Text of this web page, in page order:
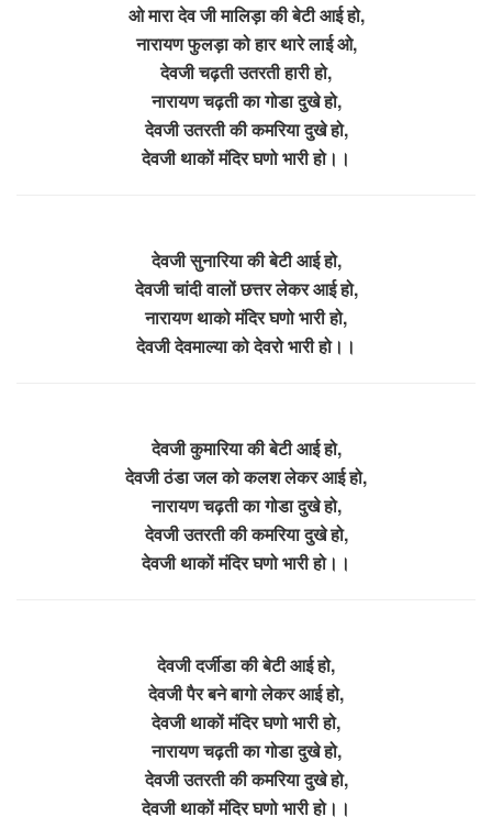
ओ मारा देव जी मालिड़ा की बेटी आई हो,
नारायण फुलड़ा को हार थारे लाई ओ,
देवजी चढ़ती उतरती हारी हो,
नारायण चढ़ती का गोडा दुखे हो,
देवजी उतरती की कमरिया दुखे हो,
देवजी थाकों मंदिर घणो भारी हो।।
देवजी सुनारिया की बेटी आई हो,
देवजी चांदी वालों छत्तर लेकर आई हो,
नारायण थाको मंदिर घणो भारी हो,
देवजी देवमाल्या को देवरो भारी हो।।
देवजी कुमारिया की बेटी आई हो,
देवजी ठंडा जल को कलश लेकर आई हो,
नारायण चढ़ती का गोडा दुखे हो,
देवजी उतरती की कमरिया दुखे हो,
देवजी थाकों मंदिर घणो भारी हो।।
देवजी दर्जीडा की बेटी आई हो,
देवजी पैर बने बागो लेकर आई हो,
देवजी थाकों मंदिर घणो भारी हो,
नारायण चढ़ती का गोडा दुखे हो,
देवजी उतरती की कमरिया दुखे हो,
देवजी थाकों मंदिर घणो भारी हो।।